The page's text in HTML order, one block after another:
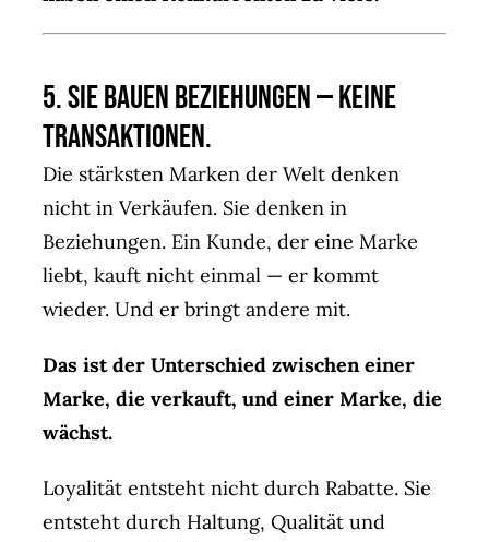
5. Sie bauen Beziehungen — keine
Transaktionen.
Die stärksten Marken der Welt denken
nicht in Verkäufen. Sie denken in
Beziehungen. Ein Kunde, der eine Marke
liebt, kauft nicht einmal — er kommt
wieder. Und er bringt andere mit.
Das ist der Unterschied zwischen einer
Marke, die verkauft, und einer Marke, die
wächst.
Loyalität entsteht nicht durch Rabatte. Sie
entsteht durch Haltung, Qualität und